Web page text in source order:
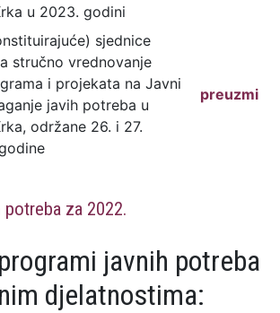
u 2023. godini
sjednice
stručno vrednovanje
i projekata na Javni
javih potreba u
održane 26. i 27.
preuzmi
potreba za 2022.
javnih potreba
djelatnostima: